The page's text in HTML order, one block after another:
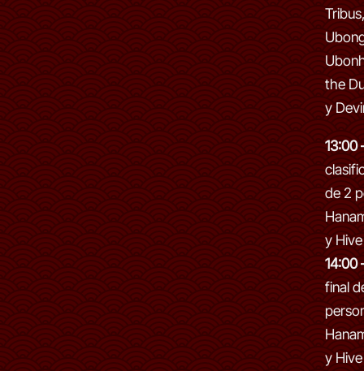
the
y
13:00
de 2
y
14:00
final
y